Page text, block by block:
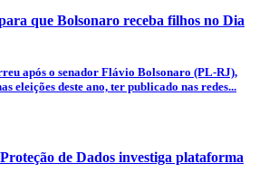
que Bolsonaro receba filhos no Dia
após o senador Flávio Bolsonaro (PL-RJ),
eleições deste ano, ter publicado nas redes...
de Dados investiga plataforma